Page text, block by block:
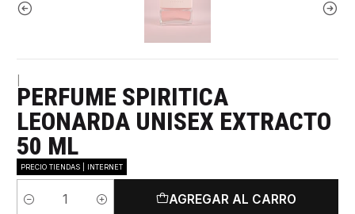
PERFUME SPIRITICA
LEONARDA UNISEX EXTRACTO
50 ML
PRECIO TIENDAS | INTERNET
Cantidad
AGREGAR AL CARRO